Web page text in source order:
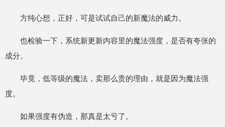
方纯心想，正好，可是试试自己的新魔法的威力。
也检验一下，系统新更新内容里的魔法强度，是否有夸张的
成分。
毕竟，低等级的魔法，卖那么贵的理由，就是因为魔法强
度。
如果强度有伪造，那真是太亏了。